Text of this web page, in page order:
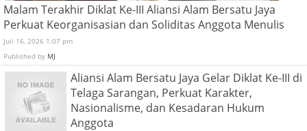
Malam Terakhir Diklat Ke-III Aliansi Alam Bersatu Jaya
Perkuat Keorganisasian dan Soliditas Anggota Menulis
Juli 16, 2026 1:07 pm
Published by MJ
Aliansi Alam Bersatu Jaya Gelar Diklat Ke-III di
Telaga Sarangan, Perkuat Karakter,
Nasionalisme, dan Kesadaran Hukum
Anggota